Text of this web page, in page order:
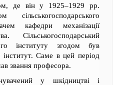
де він у 1925–1929 рр.
сільськогосподарського
кафедри механізації
Сільськогосподарський
інституту згодом був
Саме в цей період
звання професора.
у шкідництві і